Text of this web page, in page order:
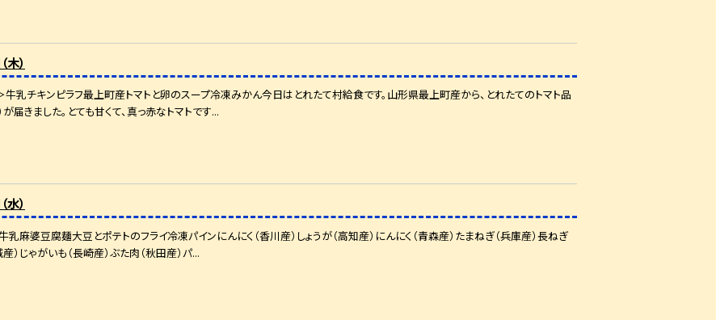
）
乳チキンピラフ最上町産トマトと卵のスープ冷凍みかん今日はとれたて村給食です。山形県最上町産から、とれたてのトマト品
届きました。とても甘くて、真っ赤なトマトです...
）
麻婆豆腐麺大豆とポテトのフライ冷凍パインにんにく（香川産）しょうが（高知産）にんにく（青森産）たまねぎ（兵庫産）長ねぎ
産）じゃがいも（長崎産）ぶた肉（秋田産）パ...